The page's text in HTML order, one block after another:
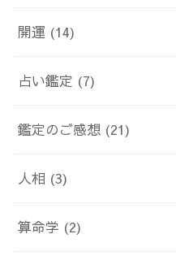
開運 (14)
占い鑑定 (7)
鑑定のご感想 (21)
人相 (3)
算命学 (2)